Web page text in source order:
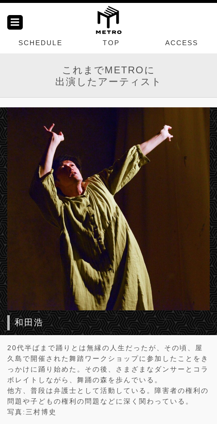
SCHEDULE TOP ACCESS
これまでMETROに
出演したアーティスト
和田浩
20代半ばまで踊りとは無縁の人生だったが、その頃、屋
久島で開催された舞踏ワークショップに参加したことをき
っかけに踊り始めた。その後、さまざまなダンサーとコラ
ボレイトしながら、舞踊の森を歩んでいる。
他方、普段は弁護士として活動している。障害者の権利の
問題や子どもの権利の問題などに深く関わっている。
写真:三村博史